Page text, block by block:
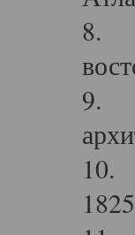
8.
9.
10.